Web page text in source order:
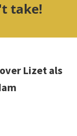
take!
Lizet als